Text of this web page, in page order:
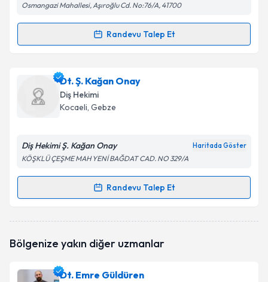
Osmangazi Mahallesi, Aşıroğlu Cd. No:76/A, 41700
Randevu Talep Et
Randevu Takvimi Talebi
Dt. Şebnem Koçaniçin randevu takvimi talebi
oluşturun. Size bu uzmandan randevu almanız için bir
takvim hazırlandığında e-posta ile bilgilendireceğiz.
Kişisel verilerimin işlenmesine ilişkin
Metni'ni okudum ve kişisel verilerimin belirtilen
Takvim Talebini Gönder
Dt. Ş. Kağan Onay
Diş Hekimi
Kocaeli, Gebze
Diş Hekimi Ş. Kağan Onay Haritada Göster
KÖŞKLÜ ÇEŞME MAH YENİ BAĞDAT CAD. NO 329/A
Randevu Talep Et
Randevu Takvimi Talebi
oluşturun. Size bu uzmandan randevu almanız için bir
Bölgenize yakın diğer uzmanlar
Dt. Emre Güldüren